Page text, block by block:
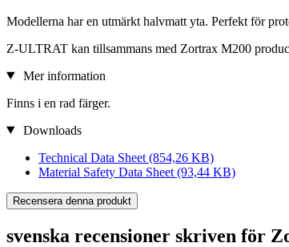
Modellerna har en utmärkt halvmatt yta. Perfekt för
Z-ULTRAT kan tillsammans med Zortrax M200
Mer information
Finns i en rad färger.
Downloads
Technical Data Sheet (854,26 KB)
Material Safety Data Sheet (93,44 KB)
Recensera denna produkt
svenska recensioner skriven för